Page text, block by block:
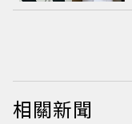
相關新聞